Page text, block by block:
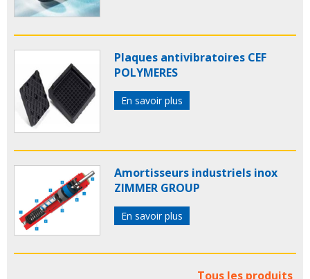
Plaques antivibratoires CEF
POLYMERES
En savoir plus
Amortisseurs industriels inox
ZIMMER GROUP
En savoir plus
Tous les produits